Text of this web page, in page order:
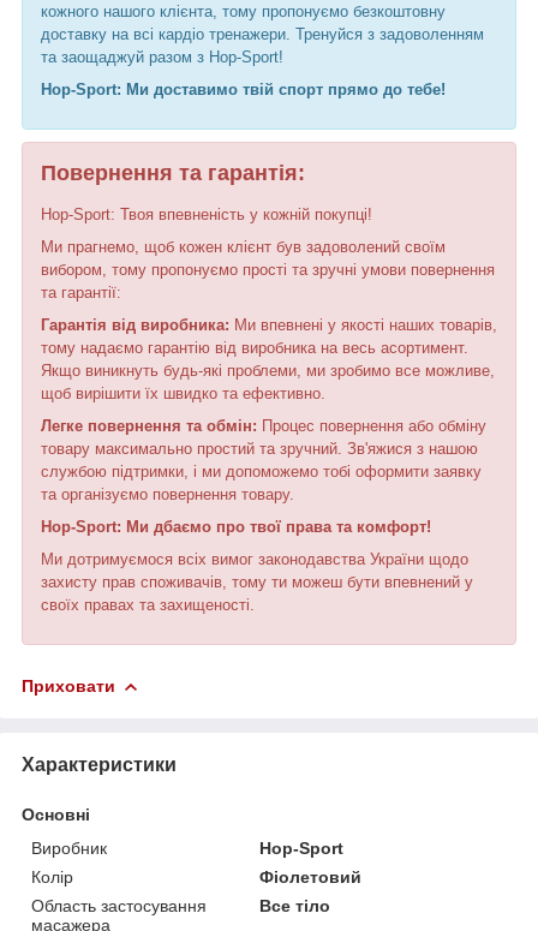
кожного нашого клієнта, тому пропонуємо безкоштовну
доставку на всі кардіо тренажери. Тренуйся з задоволенням
та заощаджуй разом з Hop-Sport!
Hop-Sport: Ми доставимо твій спорт прямо до тебе!
Повернення та гарантія:
Hop-Sport: Твоя впевненість у кожній покупці!
Ми прагнемо, щоб кожен клієнт був задоволений своїм
вибором, тому пропонуємо прості та зручні умови повернення
та гарантії:
Гарантія від виробника: Ми впевнені у якості наших товарів,
тому надаємо гарантію від виробника на весь асортимент.
Якщо виникнуть будь-які проблеми, ми зробимо все можливе,
щоб вирішити їх швидко та ефективно.
Легке повернення та обмін: Процес повернення або обміну
товару максимально простий та зручний. Зв'яжися з нашою
службою підтримки, і ми допоможемо тобі оформити заявку
та організуємо повернення товару.
Hop-Sport: Ми дбаємо про твої права та комфорт!
Ми дотримуємося всіх вимог законодавства України щодо
захисту прав споживачів, тому ти можеш бути впевнений у
своїх правах та захищеності.
Приховати
Характеристики
Основні
Виробник
Hop-Sport
Колір
Фіолетовий
Область застосування
масажера
Все тіло